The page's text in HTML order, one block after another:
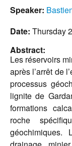
Contact us
Speaker:
Date: Thursday
Abstract:
Les réservoirs
après l’arrêt de
processus
lignite de
formations
roche
géochimiques.